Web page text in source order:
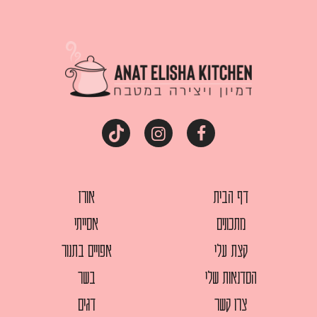
דף הבית
מתכונים
קצת עלי
הסדנאות שלי
צרו קשר
אורז
אסייתי
אפויים בתנור
בשר
דגים